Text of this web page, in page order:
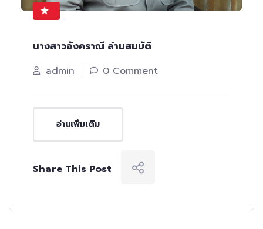
นางสาวอังคราณี ล่ามสมบัติ
admin
0 Comment
อ่านเพิ่มเติม
Share This Post